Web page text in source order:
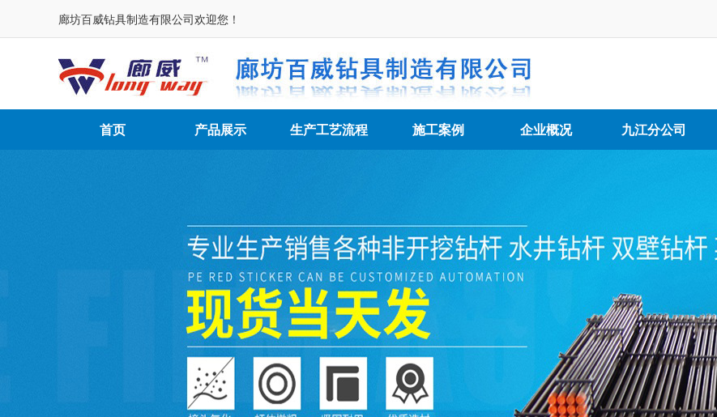
廊坊百威钻具制造有限公司欢迎您！
首页 产品展示 生产工艺流程 施工案例 企业概况 九江分公司